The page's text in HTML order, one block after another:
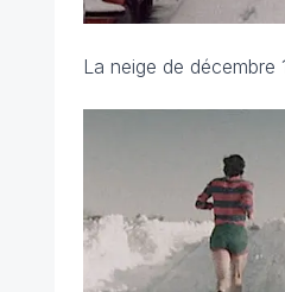
La neige de décembre